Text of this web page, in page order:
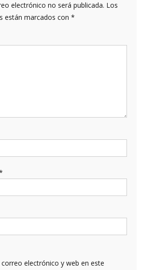
electrónico no será publicada. Los
están marcados con *
electrónico y web en este